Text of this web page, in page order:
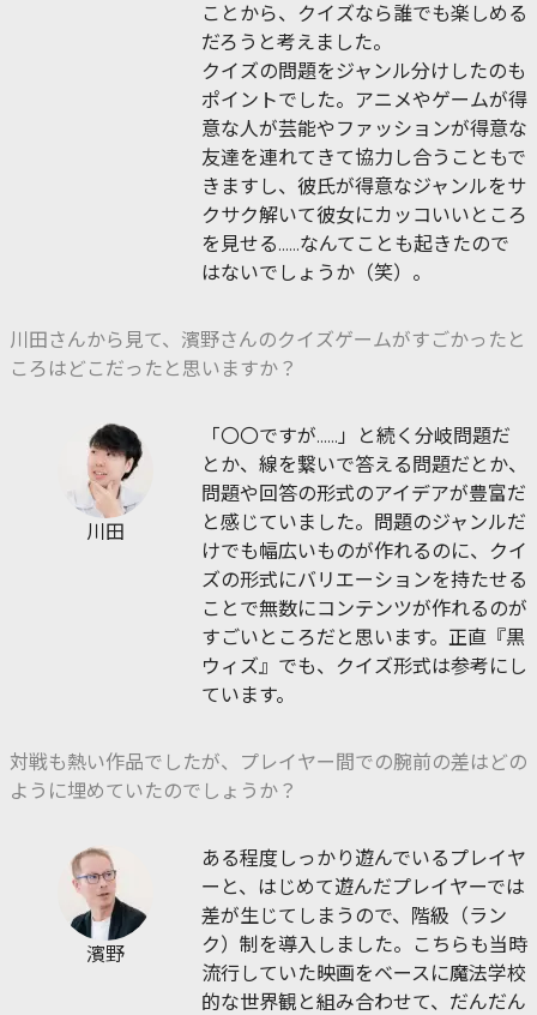
ことから、クイズなら誰でも楽しめる
だろうと考えました。
クイズの問題をジャンル分けしたのも
ポイントでした。アニメやゲームが得
意な人が芸能やファッションが得意な
友達を連れてきて協力し合うこともで
きますし、彼氏が得意なジャンルをサ
クサク解いて彼女にカッコいいところ
を見せる......なんてことも起きたので
はないでしょうか（笑）。
川田さんから見て、濱野さんのクイズゲームがすごかったと
ころはどこだったと思いますか？
川田
「〇〇ですが......」と続く分岐問題だ
とか、線を繋いで答える問題だとか、
問題や回答の形式のアイデアが豊富だ
と感じていました。問題のジャンルだ
けでも幅広いものが作れるのに、クイ
ズの形式にバリエーションを持たせる
ことで無数にコンテンツが作れるのが
すごいところだと思います。正直『黒
ウィズ』でも、クイズ形式は参考にし
ています。
対戦も熱い作品でしたが、プレイヤー間での腕前の差はどの
ように埋めていたのでしょうか？
濱野
ある程度しっかり遊んでいるプレイヤ
ーと、はじめて遊んだプレイヤーでは
差が生じてしまうので、階級（ラン
ク）制を導入しました。こちらも当時
流行していた映画をベースに魔法学校
的な世界観と組み合わせて、だんだん